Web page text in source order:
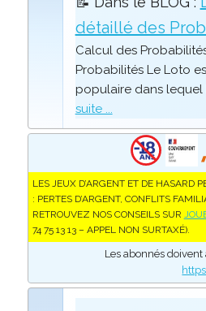
détaillé des
Calcul des
Probabilités Le Loto
populaire dans lequel
suite ...
LES JEUX D’ARGENT ET DE HASARD
: PERTES D’ARGENT, CONFLITS
RETROUVEZ NOS CONSEILS SUR
74 75 13 13 – APPEL NON SURTAXÉ).
Les abonnés